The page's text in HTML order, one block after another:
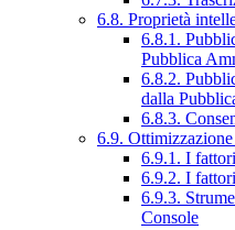
6.8. Proprietà
6.8.1.
Pubblica
6.8.2.
dalla
6.8.3.
6.9.
6.9.1. I fattori
6.9.2. I fattori
6.9.3.
Console